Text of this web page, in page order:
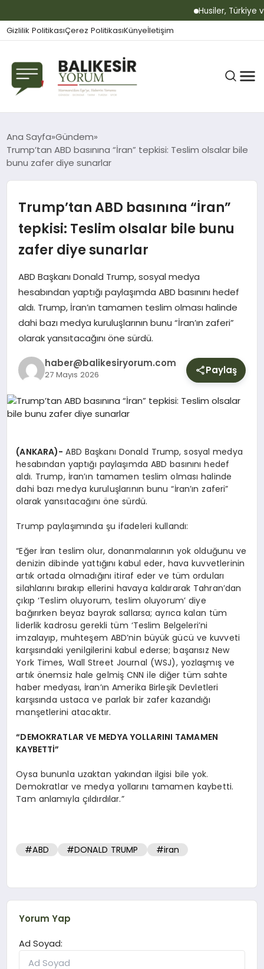
Husiler, Türkiye
Gizlilik PolitikasıÇerez PolitikasıKünyeİletişim
BALIKESIR
GÜNDEM
BÜLTEN
DIŞ
Ana Sayfa Gündem
Trump’tan ABD basınına “İran” tepkisi: Teslim olsalar bile
bunu zafer diye sunarlar
Trump’tan ABD basınına “İran”
tepkisi: Teslim olsalar bile bunu
zafer diye sunarlar
ABD Başkanı Donald Trump, sosyal medya
hesabından yaptığı paylaşımda ABD basınını hedef
aldı. Trump, İran’ın tamamen teslim olması halinde
dahi bazı medya kuruluşlarının bunu “İran’ın zaferi”
olarak yansıtacağını öne sürdü.
haber@balikesiryorum.com
27 Mayıs 2026 Paylaş
(ANKARA)-ABD Başkanı Donald Trump, sosyal medya
hesabından yaptığı paylaşımda ABD basınını hedef
aldı. Trump, İran’ın tamamen teslim olması halinde
dahi bazı medya kuruluşlarının bunu “İran’ın zaferi”
olarak yansıtacağını öne sürdü.
Trump paylaşımında şu ifadeleri kullandı:
“Eğer İran teslim olur, donanmalarının yok olduğunu ve
denizin dibinde yattığını kabul eder, hava kuvvetlerinin
artık ortada olmadığını itiraf eder ve tüm orduları
silahlarını bırakıp ellerini havaya kaldırarak Tahran’dan
çıkıp ‘Teslim oluyorum, teslim oluyorum’ diye
bağırırken beyaz bayrak sallarsa; ayrıca kalan tüm
liderlik kadrosu gerekli tüm ‘Teslim Belgeleri’ni
imzalayıp, muhteşem ABD’nin büyük gücü ve kuvveti
karşısındaki yenilgilerini kabul ederse; başarısız New
York Times, Wall Street Journal (WSJ), yozlaşmış ve
artık önemsiz hale gelmiş CNN ile diğer tüm sahte
haber medyası, İran’ın Amerika Birleşik Devletleri
karşısında ustaca ve parlak bir zafer kazandığı
manşetlerini atacaktır.
“DEMOKRATLAR VE MEDYA YOLLARINI TAMAMEN
KAYBETTİ”
Oysa bununla uzaktan yakından ilgisi bile yok.
Demokratlar ve medya yollarını tamamen kaybetti.
Tam anlamıyla çıldırdılar.”
#ABD #DONALD TRUMP #iran
Yorum Yap
Ad Soyad: